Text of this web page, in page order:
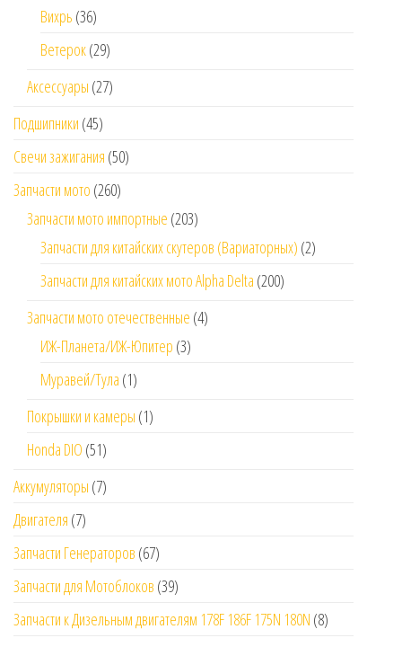
Вихрь (36)
Ветерок(29)
Аксессуары (27)
Подшипники (45)
Свечи зажигания (50)
Запчасти мото (260)
Запчасти мото импортные (203)
Запчасти для китайских скутеров (Вариаторных) (2)
Запчасти для китайских мото Alpha Delta (200)
Запчасти мото отечественные (4)
ИЖ-Планета/ИЖ-Юпитер (3)
Муравей/Тула (1)
Покрышки и камеры (1)
Honda DIO (51)
Аккумуляторы (7)
Двигателя (7)
Запчасти Генераторов (67)
Запчасти для Мотоблоков (39)
Запчасти к Дизельным двигателям 178F 186F 175N 180N (8)